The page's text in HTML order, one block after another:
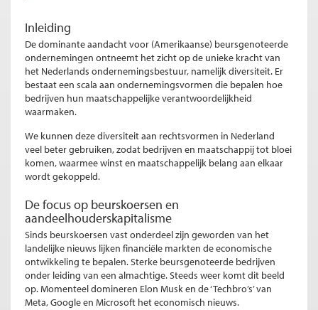
Inleiding
De dominante aandacht voor (Amerikaanse) beursgenoteerde
ondernemingen ontneemt het zicht op de unieke kracht van
het Nederlands ondernemingsbestuur, namelijk diversiteit. Er
bestaat een scala aan ondernemingsvormen die bepalen hoe
bedrijven hun maatschappelijke verantwoordelijkheid
waarmaken.
We kunnen deze diversiteit aan rechtsvormen in Nederland
veel beter gebruiken, zodat bedrijven en maatschappij tot bloei
komen, waarmee winst en maatschappelijk belang aan elkaar
wordt gekoppeld.
De focus op beurskoersen en
aandeelhouderskapitalisme
Sinds beurskoersen vast onderdeel zijn geworden van het
landelijke nieuws lijken financiële markten de economische
ontwikkeling te bepalen. Sterke beursgenoteerde bedrijven
onder leiding van een almachtige. Steeds weer komt dit beeld
op. Momenteel domineren Elon Musk en de ‘Techbro’s’ van
Meta, Google en Microsoft het economisch nieuws.